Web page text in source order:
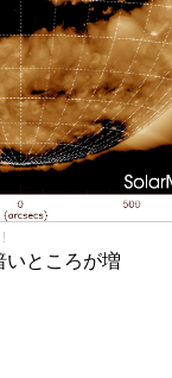
いところが増